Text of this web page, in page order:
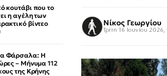
κουτάβι που το
η αγέλη των
βίντεο
Φάρσαλα: Η
– Μήνυμα 112
της Κρήνης
Νίκος Γεωργίου
Τρίτη 16 Ιουνίου